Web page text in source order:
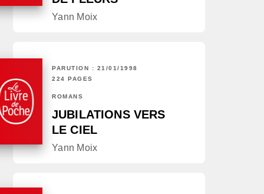
Yann Moix
PARUTION : 21/01/1998
224 PAGES
ROMANS
JUBILATIONS VERS
LE CIEL
Yann Moix